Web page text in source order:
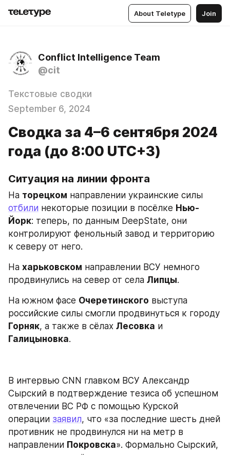
About Teletype Join
Conflict Intelligence Team
@cit
Текстовые сводки
September 6, 2024
Сводка за 4–6 сентября 2024
года (до 8:00 UTC+3)
Ситуация на линии фронта
На торецком
отбили некоторые позиции в посёлке Нью-
Йорк: теперь, по данным DeepState, они
контролируют фенольный завод и территорию
к северу от него.
На харьковском направлении ВСУ немного
продвинулись на север от села Липцы.
На южном фасе Очеретинского выступа
Горняк, а также в сёлах Лесовка
Галицыновка.
В интервью CNN главком ВСУ Александр
Сырский в подтверждение тезиса об успешном
отвлечении ВС РФ с помощью Курской
операции заявил, что «за последние шесть дней
противник не продвинулся ни на метр в
направлении Покровска». Формально Сырский,